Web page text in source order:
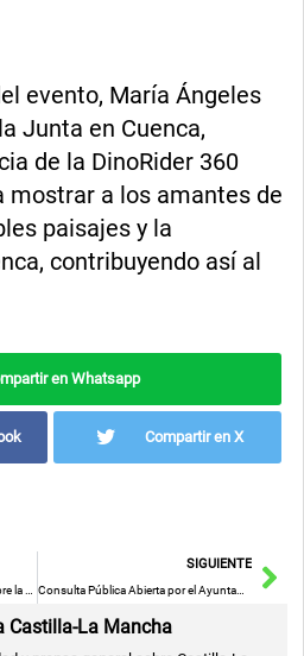
evento, María Ángeles
Junta en Cuenca,
de la DinoRider 360
mostrar a los amantes de
paisajes y la
contribuyendo así al
en Whatsapp
Compartir en X
Abengózar cuestiona a Núñez sobre la expulsión de imputados por corrupción del PP » PSOE de Castilla-La Mancha
SIGUIENTE
Consulta Pública Abierta por el Ayuntamiento de Cuenca sobre la Modificación de la Ordenanza Municipal de Terrazas
Castilla-La Mancha